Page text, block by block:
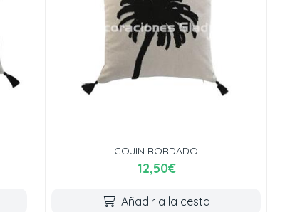
COJIN BORDADO
12,50€
Añadir a la cesta